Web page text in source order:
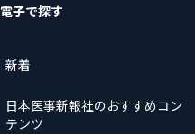
電子で探す
新着
日本医事新報社のおすすめコン
テンツ